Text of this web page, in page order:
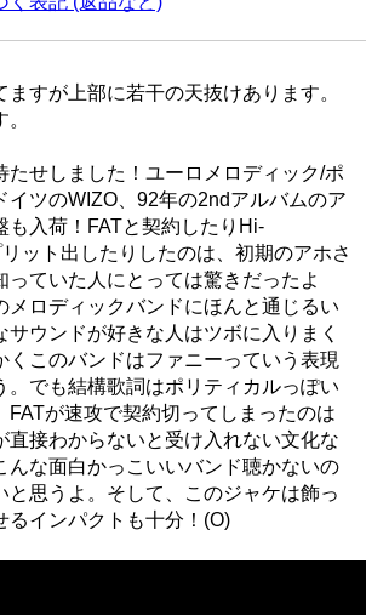
すが上部に若干の天抜けあります。
たせしました！ユーロメロディック/ポ
イツのWIZO、92年の2ndアルバムのア
も入荷！FATと契約したりHi-
ット出したりしたのは、初期のアホさ
っていた人にとっては驚きだったよ
メロディックバンドにほんと通じるい
ウンドが好きな人はツボに入りまく
くこのバンドはファニーっていう表現
。でも結構歌詞はポリティカルっぽい
FATが速攻で契約切ってしまったのは
直接わからないと受け入れない文化な
んな面白かっこいいバンド聴かないの
と思うよ。そして、このジャケは飾っ
るインパクトも十分！(O)